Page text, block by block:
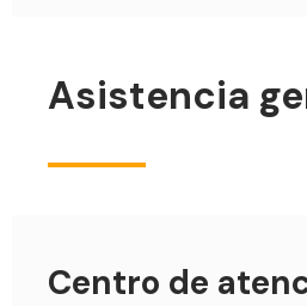
Asistencia
Centro de